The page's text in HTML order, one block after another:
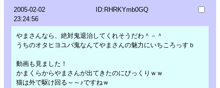
2005-02-02
23:24:56
ID:RHRKYmb0GQ
やまさんなら、絶対鬼退治してくれそうだわ＾－＾
うちのオタヒヨユバ鬼なんてやまさんの魅力にいちころっすｂ
動画も見ました！
かまくらからやまさんが出てきたのにびっくりｗｗ
猫は外で駆け回る～～♪ですねｗ